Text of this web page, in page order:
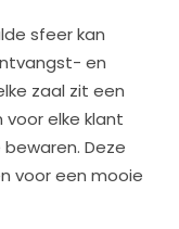
sfeer kan
en
zaal zit een
voor elke klant
Deze
voor een mooie